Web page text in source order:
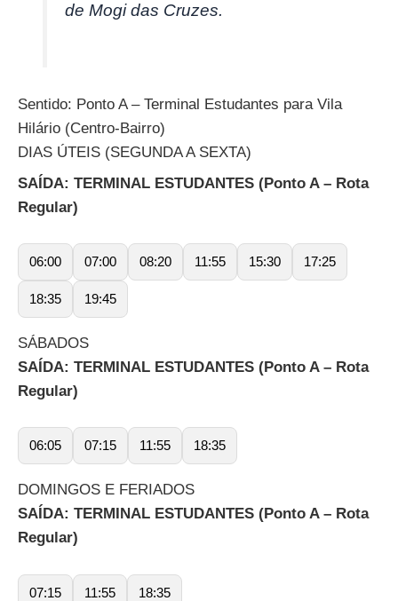
de Mogi das Cruzes.
Sentido: Ponto A – Terminal Estudantes para Vila
Hilário (Centro-Bairro)
DIAS ÚTEIS (SEGUNDA A SEXTA)
SAÍDA: TERMINAL ESTUDANTES (Ponto A – Rota
Regular)
06:00 07:00 08:20 11:55 15:30 17:25
18:35 19:45
SÁBADOS
SAÍDA: TERMINAL ESTUDANTES (Ponto A – Rota
Regular)
06:05 07:15 11:55 18:35
DOMINGOS E FERIADOS
SAÍDA: TERMINAL ESTUDANTES (Ponto A – Rota
Regular)
07:15 11:55 18:35